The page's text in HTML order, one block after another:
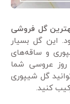
گل فروشی
این گل بسیار
و ساقه‌های
روز عروسی شما
گل شیپوری
کنید.